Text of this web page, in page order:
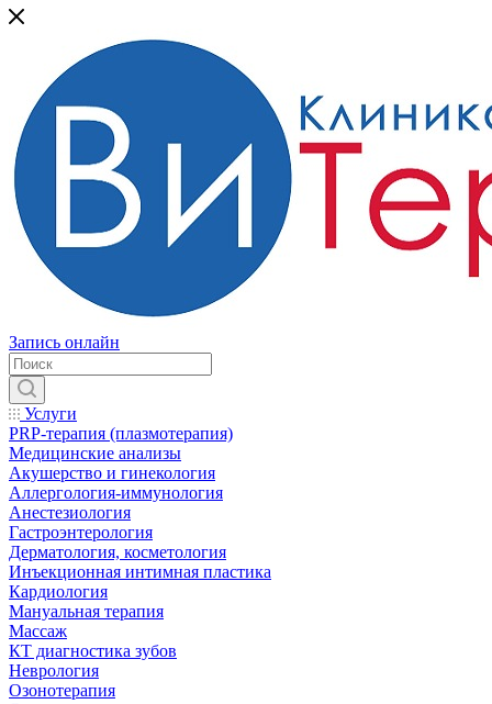
Запись онлайн
Услуги
PRP-терапия (плазмотерапия)
Медицинские анализы
Акушерство и гинекология
Аллергология-иммунология
Анестезиология
Гастроэнтерология
Дерматология, косметология
Инъекционная интимная пластика
Кардиология
Мануальная терапия
Массаж
КТ диагностика зубов
Неврология
Озонотерапия